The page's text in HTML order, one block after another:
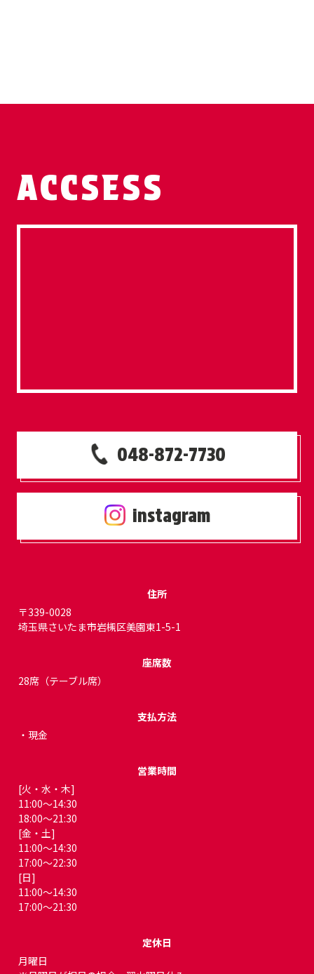
ACCSESS
048-872-7730
instagram
住所
〒339-0028
埼玉県さいたま市岩槻区美園東1-5-1
座席数
28席（テーブル席）
支払方法
・現金
営業時間
[火・水・木]
11:00～14:30
18:00～21:30
[金・土]
11:00～14:30
17:00～22:30
[日]
11:00～14:30
17:00～21:30
定休日
月曜日